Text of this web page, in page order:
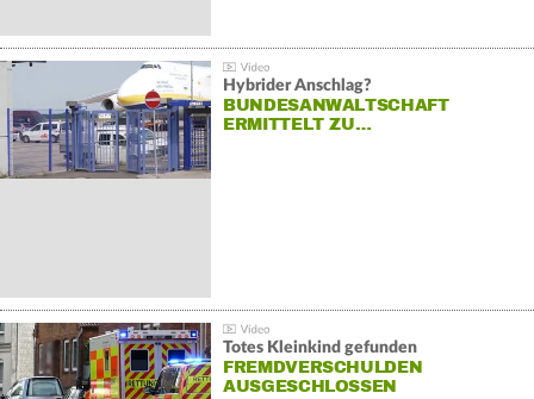
Hybrider Anschlag?
BUNDESANWALTSCHAFT
ERMITTELT ZU…
Totes Kleinkind gefunden
FREMDVERSCHULDEN
AUSGESCHLOSSEN